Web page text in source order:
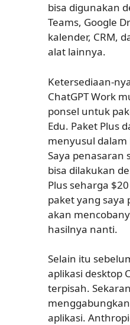
bisa digunakan
Teams, Google
kalender, CRM,
alat lainnya.
Ketersediaan-
ChatGPT Work
ponsel untuk
Edu. Paket Plus
menyusul
Saya penasaran
bisa dilakukan
Plus seharga
paket yang saya
akan
hasilnya nanti.
Selain itu
aplikasi desktop
terpisah.
aplikasi.